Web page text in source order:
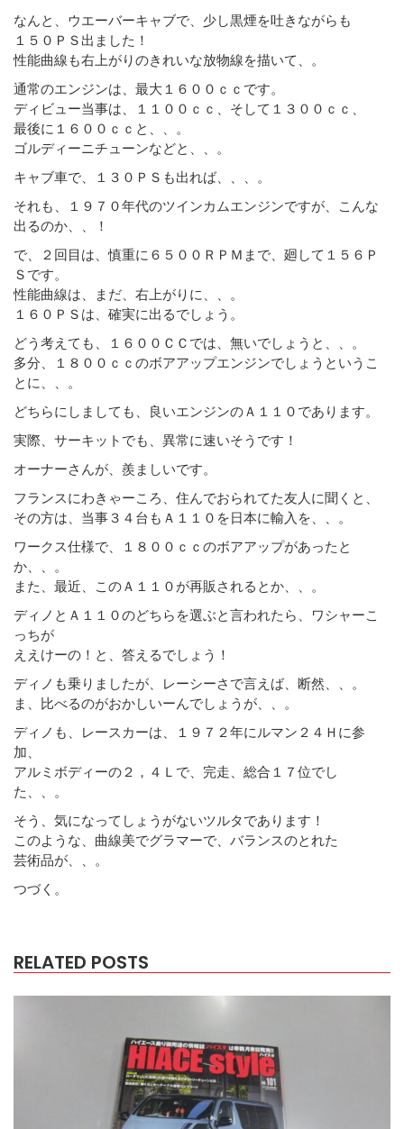
なんと、ウエーバーキャブで、少し黒煙を吐きながらも
１５０ＰＳ出ました！
性能曲線も右上がりのきれいな放物線を描いて、。
通常のエンジンは、最大１６００ｃｃです。
ディビュー当事は、１１００ｃｃ、そして１３００ｃｃ、
最後に１６００ｃｃと、、。
ゴルディーニチューンなどと、、。
キャブ車で、１３０ＰＳも出れば、、、。
それも、１９７０年代のツインカムエンジンですが、こんな
出るのか、、！
で、２回目は、慎重に６５００ＲＰＭまで、廻して１５６Ｐ
Ｓです。
性能曲線は、まだ、右上がりに、、。
１６０ＰＳは、確実に出るでしょう。
どう考えても、１６００ＣＣでは、無いでしょうと、、。
多分、１８００ｃｃのボアアップエンジンでしょうというこ
とに、、。
どちらにしましても、良いエンジンのＡ１１０であります。
実際、サーキットでも、異常に速いそうです！
オーナーさんが、羨ましいです。
フランスにわきゃーころ、住んでおられてた友人に聞くと、
その方は、当事３４台もＡ１１０を日本に輸入を、、。
ワークス仕様で、１８００ｃｃのボアアップがあったと
か、、。
また、最近、このＡ１１０が再販されるとか、、。
ディノとＡ１１０のどちらを選ぶと言われたら、ワシャーこ
っちが
ええけーの！と、答えるでしょう！
ディノも乗りましたが、レーシーさで言えば、断然、、。
ま、比べるのがおかしいーんでしょうが、、。
ディノも、レースカーは、１９７２年にルマン２４Ｈに参
加、
アルミボディーの２，４Ｌで、完走、総合１７位でし
た、、。
そう、気になってしょうがないツルタであります！
このような、曲線美でグラマーで、バランスのとれた
芸術品が、、。
つづく。
RELATED POSTS